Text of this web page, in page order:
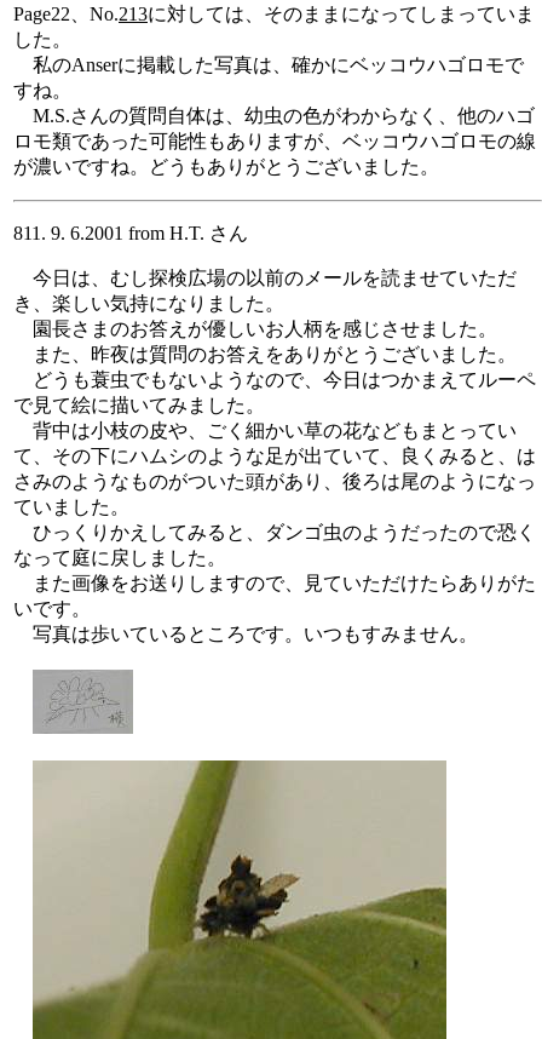
Page22、No.213に対しては、そのままになってしまっていま
した。
私のAnserに掲載した写真は、確かにベッコウハゴロモで
すね。
M.S.さんの質問自体は、幼虫の色がわからなく、他のハゴ
ロモ類であった可能性もありますが、ベッコウハゴロモの線
が濃いですね。どうもありがとうございました。
811. 9. 6.2001 from H.T. さん
今日は、むし探検広場の以前のメールを読ませていただ
き、楽しい気持になりました。
園長さまのお答えが優しいお人柄を感じさせました。
また、昨夜は質問のお答えをありがとうございました。
どうも蓑虫でもないようなので、今日はつかまえてルーペ
で見て絵に描いてみました。
背中は小枝の皮や、ごく細かい草の花などもまとってい
て、その下にハムシのような足が出ていて、良くみると、は
さみのようなものがついた頭があり、後ろは尾のようになっ
ていました。
ひっくりかえしてみると、ダンゴ虫のようだったので恐く
なって庭に戻しました。
また画像をお送りしますので、見ていただけたらありがた
いです。
写真は歩いているところです。いつもすみません。